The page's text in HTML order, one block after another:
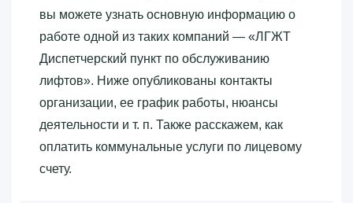
вы можете узнать основную информацию о
работе одной из таких компаний — «‎ЛГЖТ
Диспетчерский пункт по обслуживанию
лифтов»‎. Ниже опубликованы контакты
организации, ее график работы, нюансы
деятельности и т. п. Также расскажем, как
оплатить коммунальные услуги по лицевому
счету.